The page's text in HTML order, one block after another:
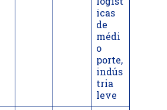
icas
de
médi
o
porte,
indús
tria
leve